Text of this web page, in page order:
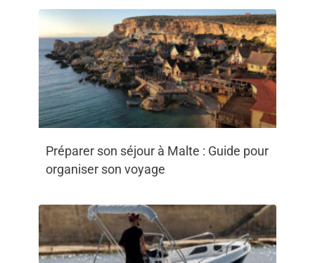
Préparer son séjour à Malte : Guide pour
organiser son voyage